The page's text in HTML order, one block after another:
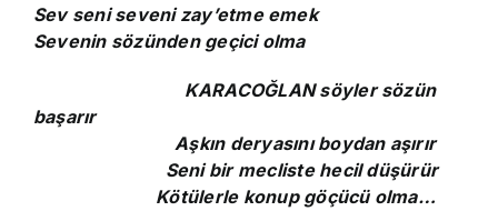
Sev seni seveni zay’etme emek
Sevenin sözünden geçici olma
KARACOĞLAN söyler sözün
başarır
Aşkın deryasını boydan aşırır
Seni bir mecliste hecil düşürür
Kötülerle konup göçücü olma…